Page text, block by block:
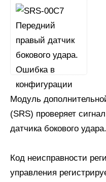
Модуль
(SRS) проверяет
датчика бокового удара.
Код неисправности
управления